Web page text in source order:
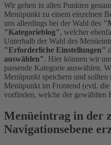
Wir gehen in allen Punkten
Menüpunkt zu einem einzelnen
uns allerdings bei der Wahl des
"Kategorieblog", welcher
Unterhalb der Wahl des
"Erforderliche Einstellungen"
auswählen". Hier können wir
passende Kategorie auswählen.
Menüpunkt speichern und sollten
Menüpunkt im Frontend (evtl.
vorfinden, welche der gewählten
Menüeintrag in der
Navigationsebene